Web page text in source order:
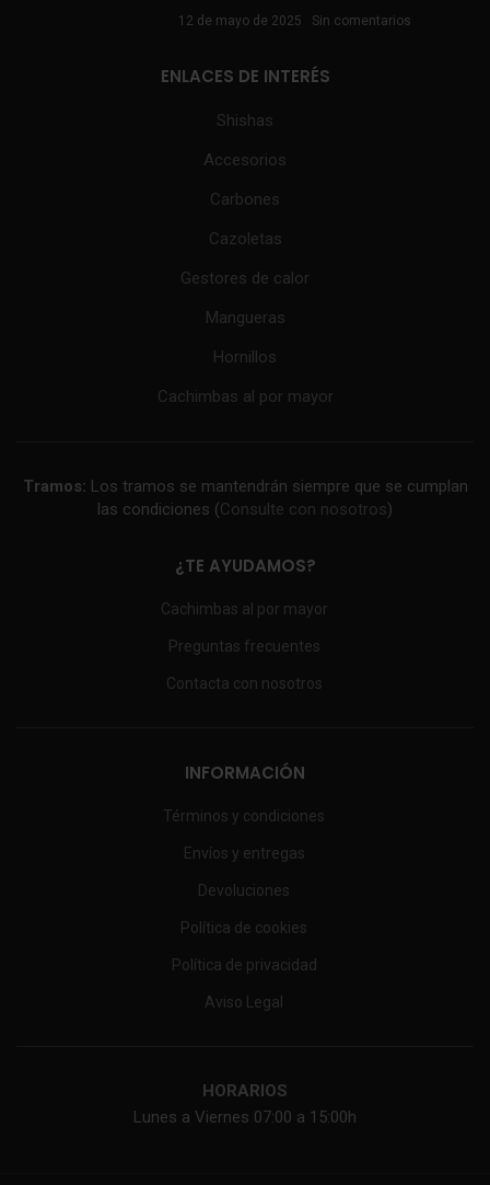
12 de mayo de 2025 Sin comentarios
ENLACES DE INTERÉS
Shishas
Accesorios
Carbones
Cazoletas
Gestores de calor
Mangueras
Hornillos
Cachimbas al por mayor
Tramos: Los tramos se mantendrán siempre que se cumplan
las condiciones (Consulte con nosotros)
¿TE AYUDAMOS?
Cachimbas al por mayor
Preguntas frecuentes
Contacta con nosotros
INFORMACIÓN
Términos y condiciones
Envíos y entregas
Devoluciones
Política de cookies
Política de privacidad
Aviso Legal
HORARIOS
Lunes a Viernes 07:00 a 15:00h